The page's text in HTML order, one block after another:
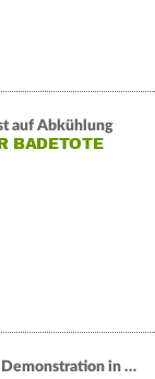
auf Abkühlung
BADETOTE
Auto-Anschlag auf Demonstration in München: